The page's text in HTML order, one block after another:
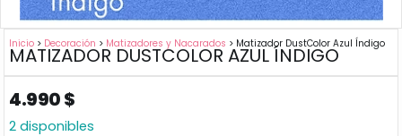
Inicio > Decoración > Matizadores y Nacarados > Matizador DustColor Azul Índigo
MATIZADOR DUSTCOLOR AZUL ÍNDIGO
4.990$
2 disponibles